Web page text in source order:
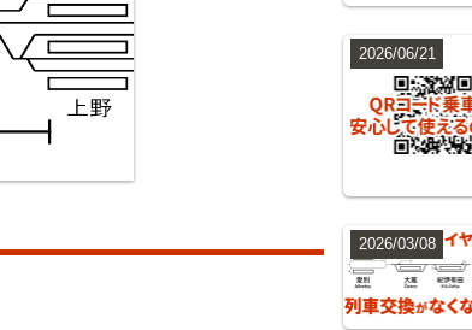
2026/06/21
2026/03/08